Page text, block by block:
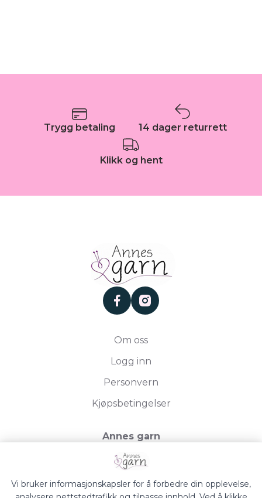
Trygg betaling 14 dager returrett
Klikk og hent
facebookinstagram
Om oss
Logg inn
Personvern
Kjøpsbetingelser
Annes garn
Storgata 19, 2750 Gran
Org.nr. 994050613
Vi bruker informasjonskapsler for å forbedre din opplevelse,